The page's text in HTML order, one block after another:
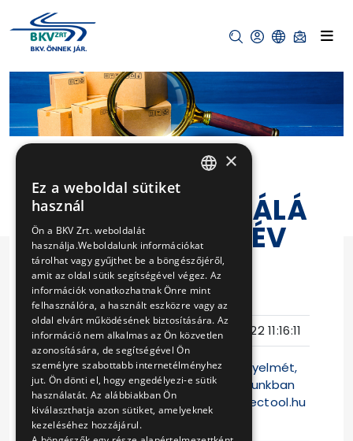
ÁGYAZATROSTÁLÁ
SI MUNKÁK A HÉV
VONALAKON
Eljárás száma
V-297/14
Ajánlattételi határidő
2014-08-22 11:16:11
Felhívjuk a Tisztelt Ajánlattevők figyelmét,
hogy jelen versenyeztetési eljárásunkban
az ajánlattétel kizárólag a
www.electool.hu
weblapon lehets
×
Ez a weboldal sütiket
használ
Ön a BKV Zrt. weboldalát
használja.Weboldalunk információkat
tárolhat vagy gyűjthet be a böngészőjéről,
amit az oldal sütik segítségével végez. Az
információk vonatkozhatnak Önre mint
felhasználóra, a használt eszközre vagy az
oldal elvárt működésének biztosítására. Az
információ nem alkalmas az Ön közvetlen
azonosítására, de segítségével Ön
személyre szabottabb internetélményhez
jut. Ön dönti el, hogy engedélyezi-e sütik
használatát. Az alábbiakban Ön
kiválaszthatja azon sütiket, amelyeknek
kezeléséhez hozzájárul.